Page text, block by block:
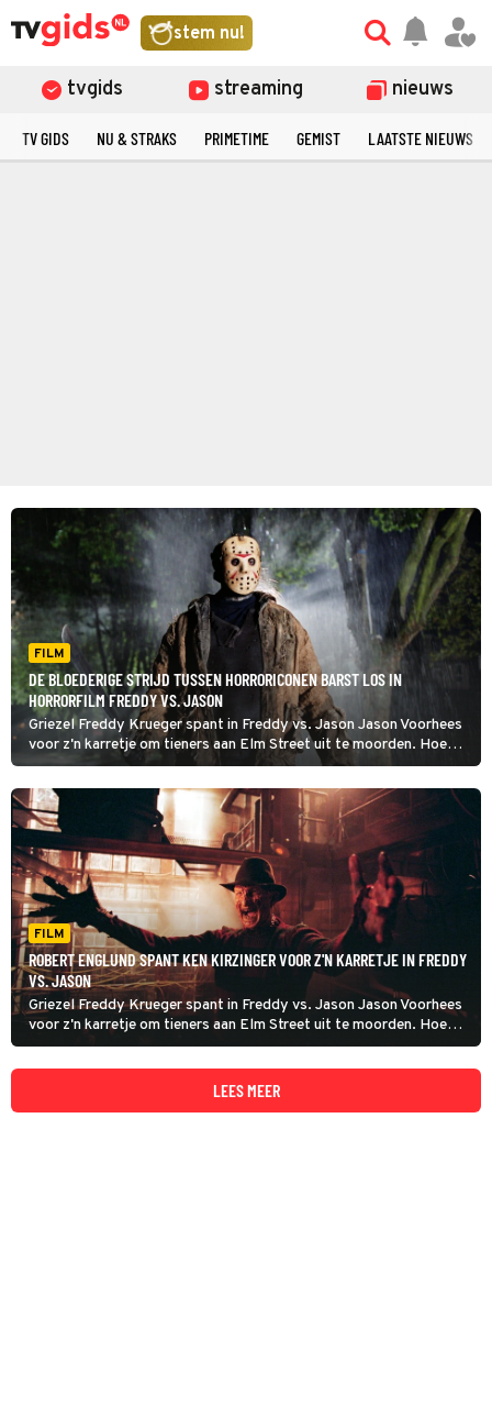
stem nu!
tvgids streaming nieuws
TV GIDS NU & STRAKS PRIMETIME GEMIST LAATSTE NIEUWS
FILM
DE BLOEDERIGE STRIJD TUSSEN HORRORICONEN BARST LOS IN
HORRORFILM FREDDY VS. JASON
Griezel Freddy Krueger spant in Freddy vs. Jason Jason Voorhees
voor z'n karretje om tieners aan Elm Street uit te moorden. Hoe
meer doden, des te groter de kans op een glorieuze comeback
vanuit de hel.
FILM
ROBERT ENGLUND SPANT KEN KIRZINGER VOOR Z'N KARRETJE IN FREDDY
VS. JASON
Griezel Freddy Krueger spant in Freddy vs. Jason Jason Voorhees
voor z'n karretje om tieners aan Elm Street uit te moorden. Hoe
meer doden, des te groter de kans op een glorieuze comeback
vanuit de hel.
LEES MEER